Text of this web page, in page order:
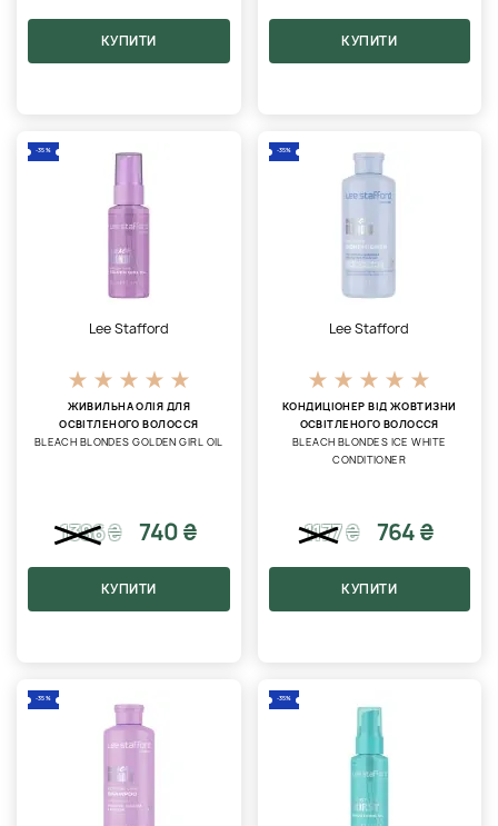
КУПИТИ КУПИТИ
-35%
Lee Stafford
ЖИВИЛЬНА ОЛІЯ ДЛЯ
ОСВІТЛЕНОГО ВОЛОССЯ
BLEACH BLONDES GOLDEN GIRL OIL
1386₴ 740 ₴
КУПИТИ
-35%
Lee Stafford
КОНДИЦІОНЕР ВІД ЖОВТИЗНИ
ОСВІТЛЕНОГО ВОЛОССЯ
BLEACH BLONDES ICE WHITE
CONDITIONER
1177₴ 764 ₴
КУПИТИ
-35% -35%